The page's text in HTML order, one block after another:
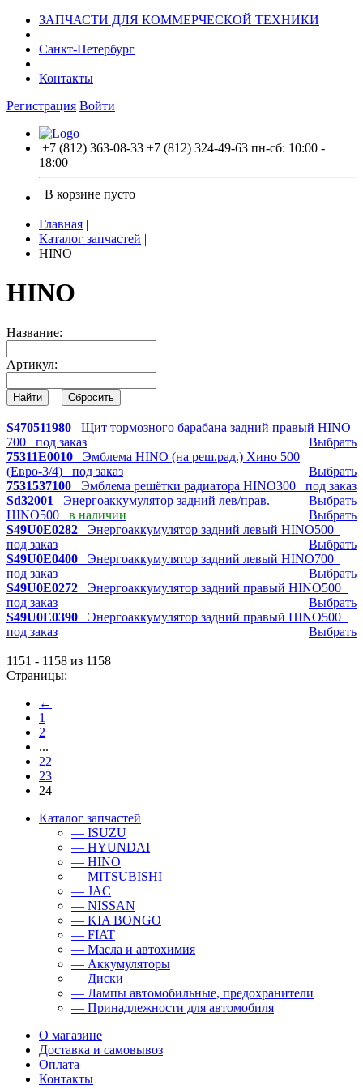
ЗАПЧАСТИ ДЛЯ КОММЕРЧЕСКОЙ ТЕХНИКИ
Санкт-Петербург
Контакты
Регистрация Войти
+7 (812) 363-08-33 +7 (812) 324-49-63 пн-сб: 10:00 -
18:00
В корзине пусто
Главная |
Каталог запчастей |
HINO
HINO
Название:
Артикул:
S470511980 Щит тормозного барабана задний правый HINO
700 под заказ
Выбрать
75311E0010 Эмблема HINO (на реш.рад.) Хино 500
(Евро-3/4) под заказ
Выбрать
7531537100 Эмблема решётки радиатора HINO300 под заказ
Выбрать
Sd32001
Энергоаккумулятор задний лев/прав.
HINO500 в наличии
Выбрать
S49U0E0282 Энергоаккумулятор задний левый HINO500
под заказ
Выбрать
S49U0E0400 Энергоаккумулятор задний левый HINO700
под заказ
Выбрать
S49U0E0272 Энергоаккумулятор задний правый HINO500
под заказ
Выбрать
S49U0E0390 Энергоаккумулятор задний правый HINO500
под заказ
Выбрать
1151 - 1158 из 1158
Страницы:
←
1
2
...
22
23
24
Каталог запчастей
— ISUZU
— HYUNDAI
— HINO
— MITSUBISHI
— JAC
— NISSAN
— KIA BONGO
— FIAT
— Масла и автохимия
— Аккумуляторы
— Диски
— Лампы автомобильные, предохранители
— Принадлежности для автомобиля
О магазине
Доставка и самовывоз
Оплата
Контакты